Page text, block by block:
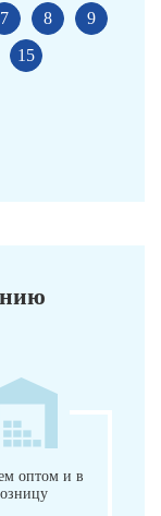
7 8
9
15
оптом и в